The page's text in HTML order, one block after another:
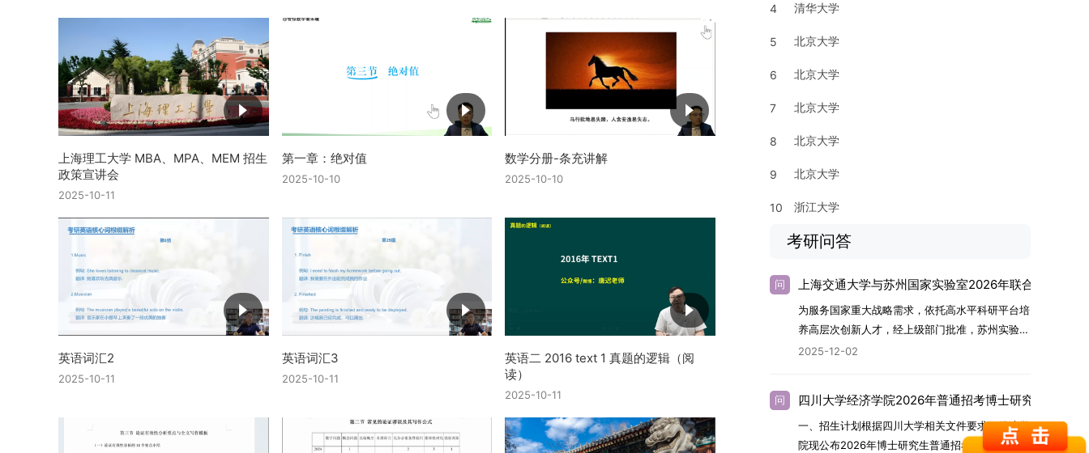
上海理工大学 MBA、MPA、MEM 招生
政策宣讲会
2025-10-11
第一章：绝对值
2025-10-10
数学分册-条充讲解
2025-10-10
英语词汇2
2025-10-11
英语词汇3
2025-10-11
英语二 2016 text 1 真题的逻辑（阅
读）
2025-10-11
4 清华大学
5 北京大学
6 北京大学
7 北京大学
8 北京大学
9 北京大学
10 浙江大学
考研问答
问 上海交通大学与苏州国家实验室2026年联合培养博士
为服务国家重大战略需求，依托高水平科研平台培
养高层次创新人才，经上级部门批准，苏州实验室
（全称“苏州国家实验室”）与上海交通大学将于
学科领域进行深度培养。相关招生政策及安排说明
如下。一、培养定位本项目致力于面向国家战略发
展方向，培育具备科学家素养、创新精神与科研能
2025-12-02
问 四川大学经济学院2026年普通招考博士研究生招生简
一、招生计划根据四川大学相关文件要求，经济学
院现公布2026年博士研究生普通招考招生简章。